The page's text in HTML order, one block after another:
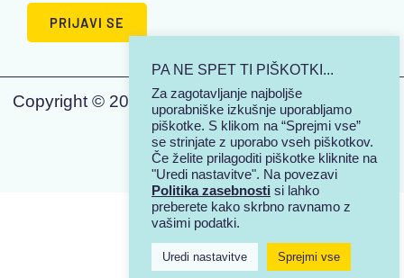
Copyright © 2026 | KJUTSI - Tisk na majice | Vse
pravice pridržane.
PA NE SPET TI PIŠKOTKI...
Za zagotavljanje najboljše
uporabniške izkušnje uporabljamo
piškotke. S klikom na “Sprejmi vse”
se strinjate z uporabo vseh piškotkov.
Če želite prilagoditi piškotke kliknite na
"Uredi nastavitve". Na povezavi
Politika zasebnosti si lahko
preberete kako skrbno ravnamo z
vašimi podatki.
Uredi nastavitve Sprejmi vse